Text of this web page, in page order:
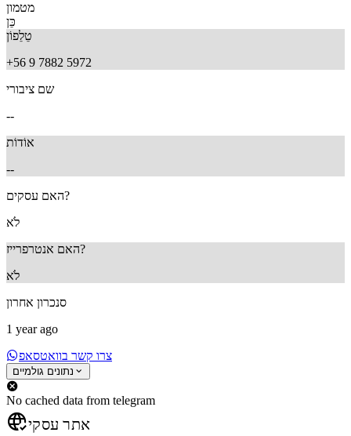
מטמון
כֵּן
טֵלֵפוֹן
+56 9 7882 5972
שם ציבורי
--
אוֹדוֹת
--
האם עסקים?
לֹא
האם אנטרפרייז?
לֹא
סנכרון אחרון
1 year ago
צרו קשר בוואטסאפ
נתונים גולמיים
No cached data from telegram
אתר עסקי